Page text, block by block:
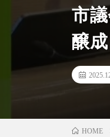
市
醸
HOME